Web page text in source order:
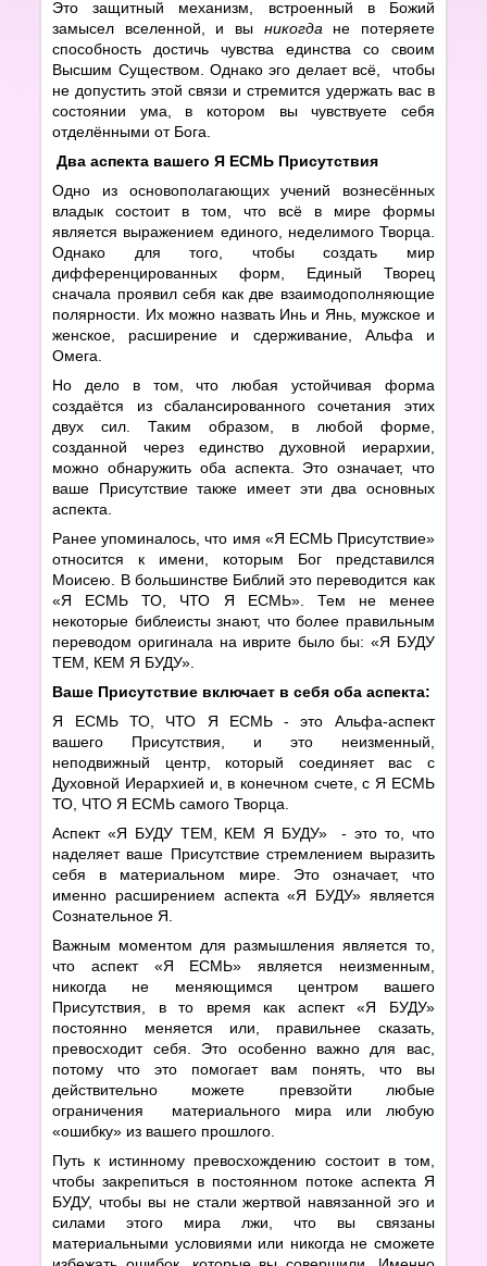
Это защитный механизм, встроенный в Божий
замысел вселенной, и вы никогда не потеряете
способность достичь чувства единства со своим
Высшим Существом. Однако эго делает всё, чтобы
не допустить этой связи и стремится удержать вас в
состоянии ума, в котором вы чувствуете себя
отделёнными от Бога.
Два аспекта вашего Я ЕСМЬ Присутствия
Одно из основополагающих учений вознесённых
владык состоит в том, что всё в мире формы
является выражением единого, неделимого Творца.
Однако для того, чтобы создать мир
дифференцированных форм, Единый Творец
сначала проявил себя как две взаимодополняющие
полярности. Их можно назвать Инь и Янь, мужское и
женское, расширение и сдерживание, Альфа и
Омега.
Но дело в том, что любая устойчивая форма
создаётся из сбалансированного сочетания этих
двух сил. Таким образом, в любой форме,
созданной через единство духовной иерархии,
можно обнаружить оба аспекта. Это означает, что
ваше Присутствие также имеет эти два основных
аспекта.
Ранее упоминалось, что имя «Я ЕСМЬ Присутствие»
относится к имени, которым Бог представился
Моисею. В большинстве Библий это переводится как
«Я ЕСМЬ ТО, ЧТО Я ЕСМЬ». Тем не менее
некоторые библеисты знают, что более правильным
переводом оригинала на иврите было бы: «Я БУДУ
ТЕМ, КЕМ Я БУДУ».
Ваше Присутствие включает в себя оба аспекта:
Я ЕСМЬ ТО, ЧТО Я ЕСМЬ - это Альфа-аспект
вашего Присутствия, и это неизменный,
неподвижный центр, который соединяет вас с
Духовной Иерархией и, в конечном счете, с Я ЕСМЬ
ТО, ЧТО Я ЕСМЬ самого Творца.
Аспект «Я БУДУ ТЕМ, КЕМ Я БУДУ» - это то, что
наделяет ваше Присутствие стремлением выразить
себя в материальном мире. Это означает, что
именно расширением аспекта «Я БУДУ» является
Сознательное Я.
Важным моментом для размышления является то,
что аспект «Я ЕСМЬ» является неизменным,
никогда не меняющимся центром вашего
Присутствия, в то время как аспект «Я БУДУ»
постоянно меняется или, правильнее сказать,
превосходит себя. Это особенно важно для вас,
потому что это помогает вам понять, что вы
действительно можете превзойти любые
ограничения материального мира или любую
«ошибку» из вашего прошлого.
Путь к истинному превосхождению состоит в том,
чтобы закрепиться в постоянном потоке аспекта Я
БУДУ, чтобы вы не стали жертвой навязанной эго и
силами этого мира лжи, что вы связаны
материальными условиями или никогда не сможете